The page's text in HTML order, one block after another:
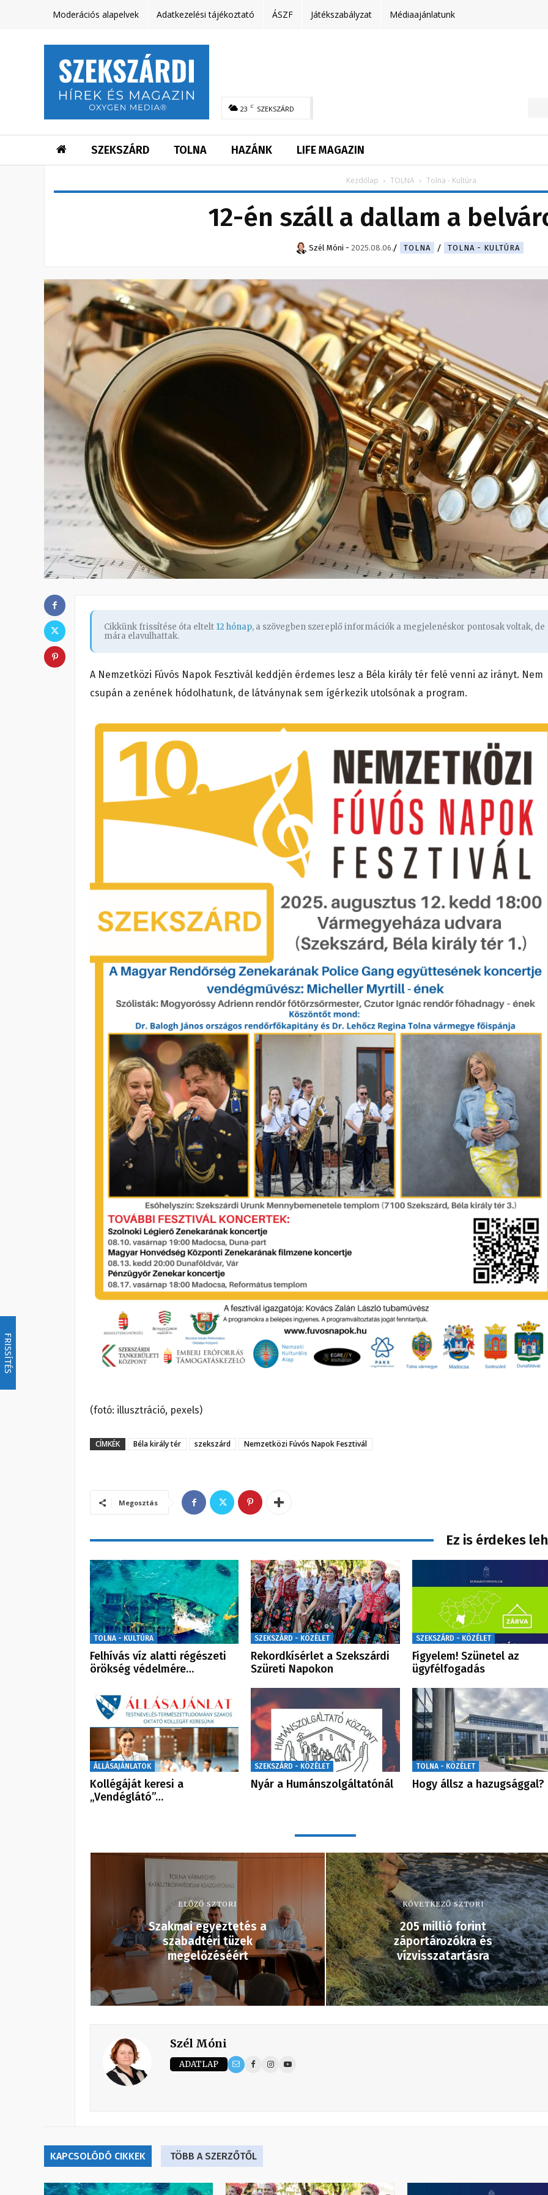
FRISSÍTÉS
Moderációs alapelvek Adatkezelési tájékoztató ÁSZF Játékszabályzat Médiaajánlatunk
23 C SZEKSZÁRD
SZEKSZÁRD TOLNA HAZÁNK LIFE MAGAZIN
Kezdőlap TOLNA Tolna - Kultúra
12-én száll a dallam a
Szél Móni - 2025.08.06. TOLNA TOLNA - KULTÚRA
Cikkünk frissítése óta eltelt 12 hónap, a szövegben szereplő információk a megjelenéskor pontosak voltak, de
mára elavulhattak.
A Nemzetközi Fúvós Napok Fesztivál keddjén érdemes lesz a Béla király tér felé venni az irányt. Nem
csupán a zenének hódolhatunk, de látványnak sem ígérkezik utolsónak a program.
(fotó: illusztráció, pexels)
CÍMKÉK Béla király tér szekszárd Nemzetközi Fúvós Napok Fesztivál
Megosztás
Ez is érdekes
TOLNA - KULTÚRA
Felhívás víz alatti régészeti
örökség védelmére…
SZEKSZÁRD - KÖZÉLET
Rekordkísérlet a Szekszárdi
Szüreti Napokon
SZEKSZÁRD - KÖZÉLET
Figyelem! Szünetel az
ügyfélfogadás
ÁLLÁSAJÁNLATOK
Kollégáját keresi a
„Vendéglátó”…
SZEKSZÁRD - KÖZÉLET
Nyár a Humánszolgáltatónál
TOLNA - KÖZÉLET
Hogy állsz a hazugsággal?
ELŐZŐ SZTORI
Szakmai egyeztetés a
szabadtéri tüzek
megelőzéséért
KÖVETKEZŐ SZTORI
205 millió forint
záportározókra és
vízvisszatartásra
Szél Móni
ADATLAP
KAPCSOLÓDÓ CIKKEK TÖBB A SZERZŐTŐL